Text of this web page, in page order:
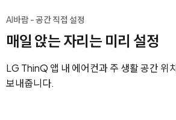
AI바람 - 공간 직접 설정
매일 앉는 자리는 미리 설정
LG ThinQ 앱 내 에어컨과 주 생활 공간 위
보내줍니다.